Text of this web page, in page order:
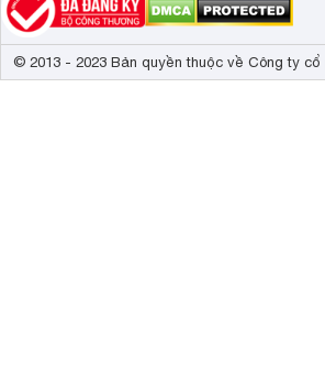
© 2013 - 2023 Bản quyền thuộc về Công ty cổ